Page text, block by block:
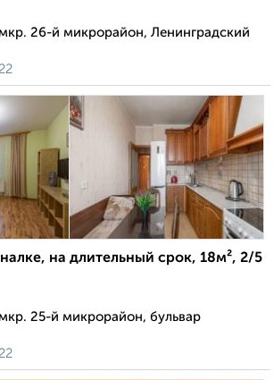
26-й микрорайон, Ленинградский
на длительный срок, 18м², 2/5
25-й микрорайон, бульвар